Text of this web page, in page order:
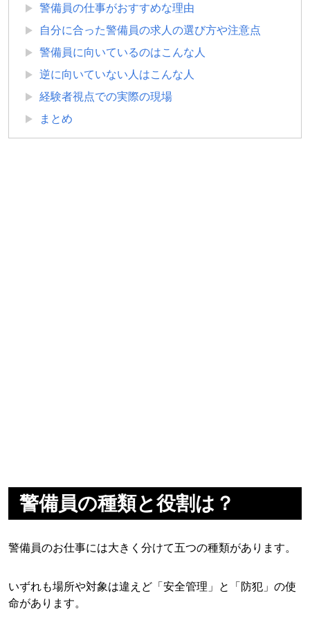
警備員の仕事がおすすめな理由
自分に合った警備員の求人の選び方や注意点
警備員に向いているのはこんな人
逆に向いていない人はこんな人
経験者視点での実際の現場
まとめ
警備員の種類と役割は？
警備員のお仕事には大きく分けて五つの種類があります。
いずれも場所や対象は違えど「安全管理」と「防犯」の使
命があります。